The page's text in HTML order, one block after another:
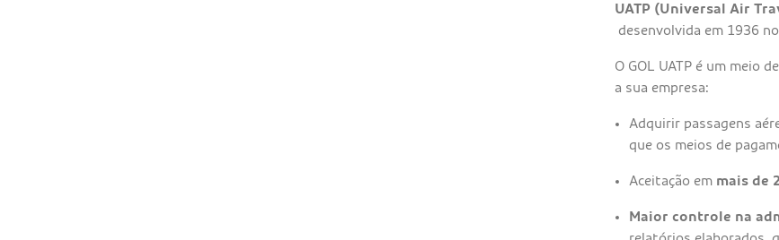
UATP (Universal Air
desenvolvida em 1936
O GOL UATP é um meio
a sua empresa:
Adquirir passagens
que os meios de
Aceitação em mais de
Maior controle na